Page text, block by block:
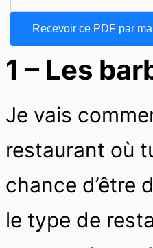
1 – Les
Je vais
restaurant où
chance d’être
le type de